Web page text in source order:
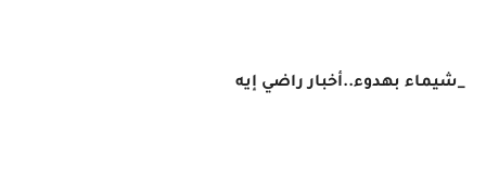
_شيماء بهدوء..أخبار راضي إيه